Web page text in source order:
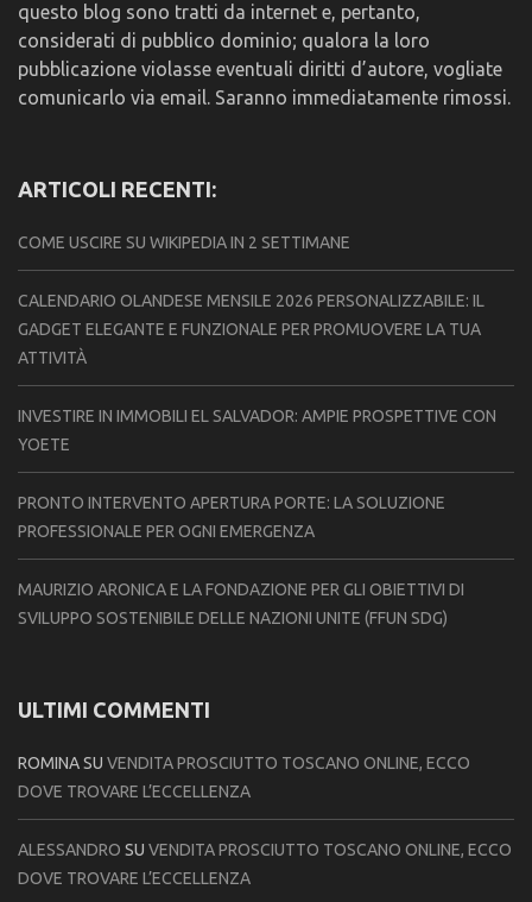
questo blog sono tratti da internet e, pertanto,
considerati di pubblico dominio; qualora la loro
pubblicazione violasse eventuali diritti d’autore, vogliate
comunicarlo via email. Saranno immediatamente rimossi.
ARTICOLI RECENTI:
COME USCIRE SU WIKIPEDIA IN 2 SETTIMANE
CALENDARIO OLANDESE MENSILE 2026 PERSONALIZZABILE: IL
GADGET ELEGANTE E FUNZIONALE PER PROMUOVERE LA TUA
ATTIVITÀ
INVESTIRE IN IMMOBILI EL SALVADOR: AMPIE PROSPETTIVE CON
YOETE
PRONTO INTERVENTO APERTURA PORTE: LA SOLUZIONE
PROFESSIONALE PER OGNI EMERGENZA
MAURIZIO ARONICA E LA FONDAZIONE PER GLI OBIETTIVI DI
SVILUPPO SOSTENIBILE DELLE NAZIONI UNITE (FFUN SDG)
ULTIMI COMMENTI
ROMINASU VENDITA PROSCIUTTO TOSCANO ONLINE, ECCO
DOVE TROVARE L’ECCELLENZA
ALESSANDRO SU VENDITA PROSCIUTTO TOSCANO ONLINE, ECCO
DOVE TROVARE L’ECCELLENZA